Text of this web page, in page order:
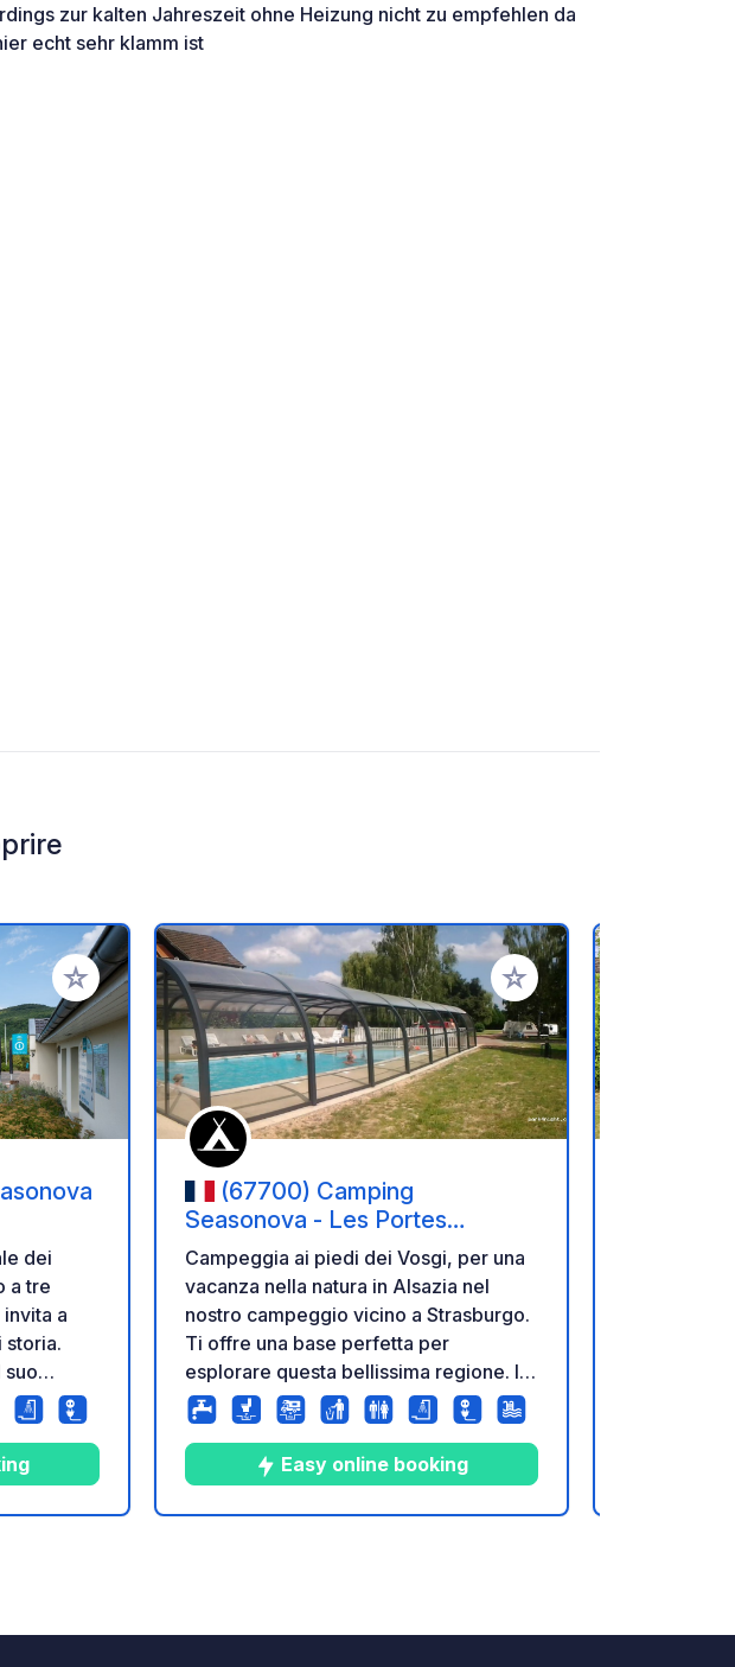
zur kalten Jahreszeit ohne Heizung nicht zu empfehlen da
echt sehr klamm ist
Aggiungi ai tuoi preferiti
dei
a tre
a
storia.
suo
di
natura e
Aggiungi ai tuoi preferiti
(67700) Camping
Seasonova - Les Portes
d'Alsace
Campeggia ai piedi dei Vosgi, per una
vacanza nella natura in Alsazia nel
nostro campeggio vicino a Strasburgo.
Ti offre una base perfetta per
esplorare questa bellissima regione. Il
panorama eccezionale vi offre una
vista mozzafiato sullo Château du Haut-
Barr dalla vostra posizione boscosa.
Una cornice magica per trascorrere
delle vacanze immersi nella natura e
Easy online booking